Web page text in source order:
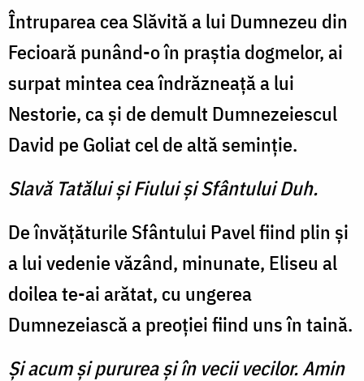
Întruparea cea Slăvită a lui Dumnezeu din
Fecioară punând-o în praştia dogmelor, ai
surpat mintea cea îndrăzneaţă a lui
Nestorie, ca şi de demult Dumnezeiescul
David pe Goliat cel de altă seminţie.
Slavă Tatălui şi Fiului şi Sfântului Duh.
De învăţăturile Sfântului Pavel fiind plin şi
a lui vedenie văzând, minunate, Eliseu al
doilea te-ai arătat, cu ungerea
Dumnezeiască a preoţiei fiind uns în taină.
Şi acum şi pururea şi în vecii vecilor. Amin